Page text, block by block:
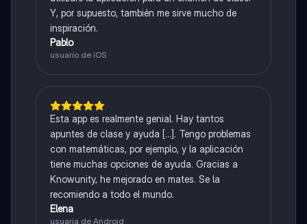
Y, por supuesto, también me sirve mucho de
inspiración.
Pablo
usuario de iOS
Esta app es realmente genial. Hay tantos
apuntes de clase y ayuda [...]. Tengo problemas
con matemáticas, por ejemplo, y la aplicación
tiene muchas opciones de ayuda. Gracias a
Knowunity, he mejorado en mates. Se la
recomiendo a todo el mundo.
Elena
usuaria de Android